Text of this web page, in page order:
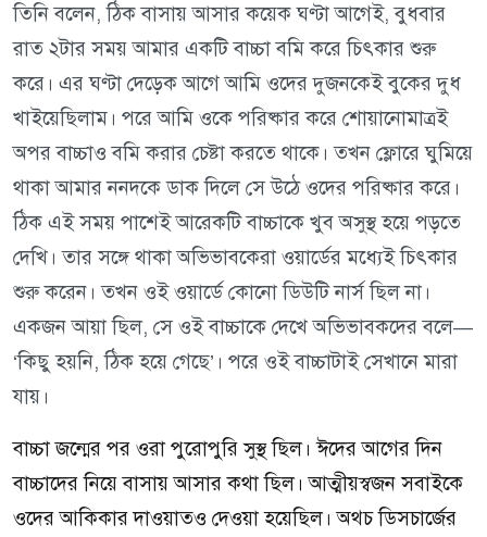
তিনি বলেন, ঠিক বাসায় আসার কয়েক ঘণ্টা আগেই, বুধবার
রাত ২টার সময় আমার একটি বাচ্চা বমি করে চিৎকার শুরু
করে। এর ঘণ্টা দেড়েক আগে আমি ওদের দুজনকেই বুকের দুধ
খাইয়েছিলাম। পরে আমি ওকে পরিষ্কার করে শোয়ানোমাত্রই
অপর বাচ্চাও বমি করার চেষ্টা করতে থাকে। তখন ফ্লোরে ঘুমিয়ে
থাকা আমার ননদকে ডাক দিলে সে উঠে ওদের পরিষ্কার করে।
ঠিক এই সময় পাশেই আরেকটি বাচ্চাকে খুব অসুস্থ হয়ে পড়তে
দেখি। তার সঙ্গে থাকা অভিভাবকেরা ওয়ার্ডের মধ্যেই চিৎকার
শুরু করেন। তখন ওই ওয়ার্ডে কোনো ডিউটি নার্স ছিল না।
একজন আয়া ছিল, সে ওই বাচ্চাকে দেখে অভিভাবকদের বলে—
‘কিছু হয়নি, ঠিক হয়ে গেছে’। পরে ওই বাচ্চাটাই সেখানে মারা
যায়।
বাচ্চা জন্মের পর ওরা পুরোপুরি সুস্থ ছিল। ঈদের আগের দিন
বাচ্চাদের নিয়ে বাসায় আসার কথা ছিল। আত্মীয়স্বজন সবাইকে
ওদের আকিকার দাওয়াতও দেওয়া হয়েছিল। অথচ ডিসচার্জের